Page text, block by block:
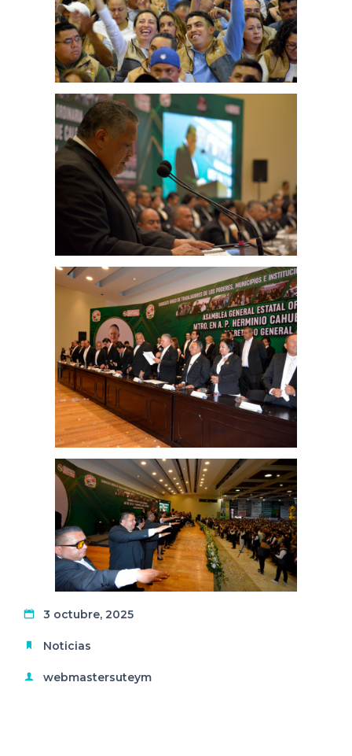
3 octubre, 2025
Noticias
webmastersuteym